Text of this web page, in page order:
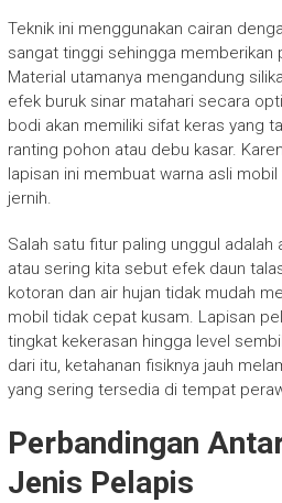
Teknik ini menggunakan cairan
sangat tinggi sehingga memberikan
Material utamanya mengandung
efek buruk sinar matahari secara
bodi akan memiliki sifat keras yang
ranting pohon atau debu kasar.
lapisan ini membuat warna asli
jernih.
Salah satu fitur paling unggul adalah
atau sering kita sebut efek daun
kotoran dan air hujan tidak mudah
mobil tidak cepat kusam. Lapisan
tingkat kekerasan hingga level
dari itu, ketahanan fisiknya jauh
yang sering tersedia di tempat
Perbandingan
Jenis Pelapis